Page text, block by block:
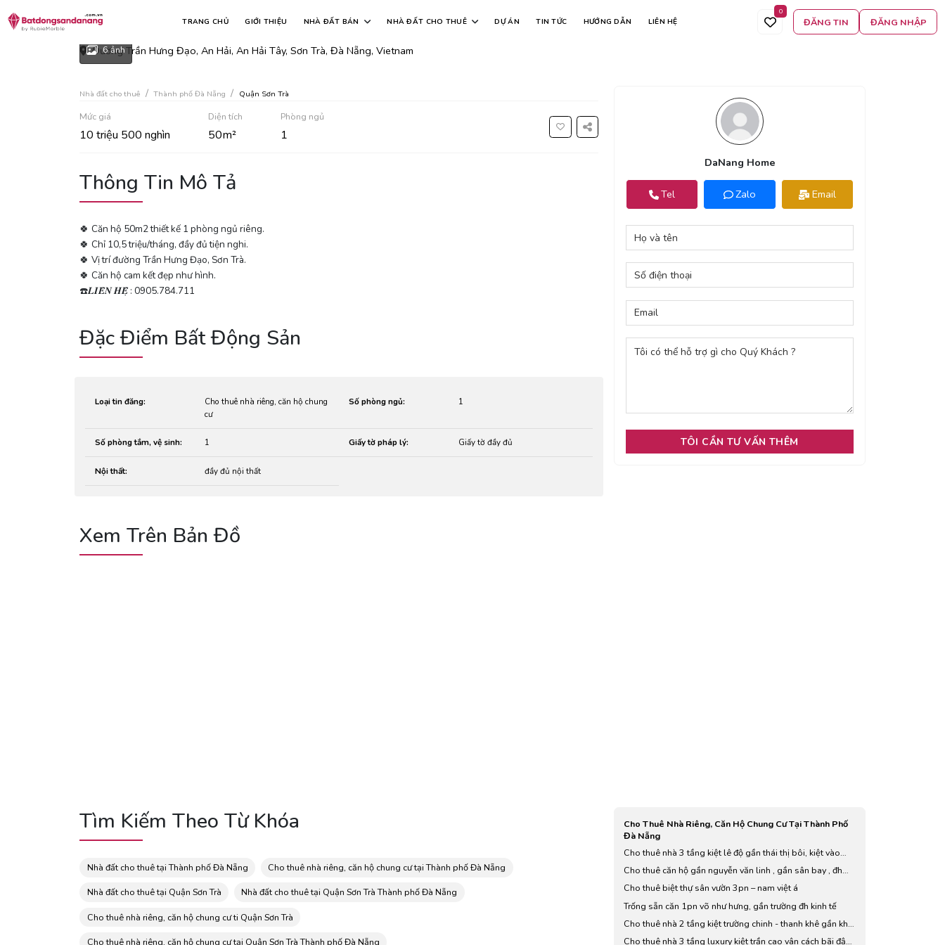
TRANG CHỦ GIỚI THIỆU NHÀ ĐẤT BÁN NHÀ ĐẤT CHO THUÊ DỰ ÁN TIN TỨC HƯỚNG DẪN LIÊN HỆ
0
ĐĂNG TIN ĐĂNG NHẬP
Căn hộ 1 phòng ngủ đường trần hưng đạo, sơn trà
Đường Trần Hưng Đạo, An Hải, An Hải Tây, Sơn Trà, Đà Nẵng, Vietnam
6 ảnh
Nhà đất cho thuê Thành phố Đà Nẵng Quận Sơn Trà
Mức giá
10 triệu 500 nghìn
Diện tích
50m²
Phòng ngủ
1
Thông Tin Mô Tả
🍀 Căn hộ 50m2 thiết kế 1 phòng ngủ riêng.
🍀 Chỉ 10,5 triệu/tháng, đầy đủ tiện nghi.
🍀 Vị trí đường Trần Hưng Đạo, Sơn Trà.
🍀 Căn hộ cam kết đẹp như hình.
☎️𝑳𝑰𝑬̂𝑵 𝑯𝑬̣̂ : 0905.784.711
Đặc Điểm Bất Động Sản
Loại tin đăng:
Cho thuê nhà riêng, căn hộ chung
cư
Số phòng ngủ: 1
Số phòng tắm, vệ sinh: 1 Giấy tờ pháp lý: Giấy tờ đầy đủ
Nội thất: đầy đủ nội thất
Xem Trên Bản Đồ
DaNang Home
Tel Zalo Email
Tìm Kiếm Theo Từ Khóa
Nhà đất cho thuê tại Thành phố Đà Nẵng Cho thuê nhà riêng, căn hộ chung cư tại Thành phố Đà Nẵng
Nhà đất cho thuê tại Quận Sơn Trà Nhà đất cho thuê tại Quận Sơn Trà Thành phố Đà Nẵng
Cho thuê nhà riêng, căn hộ chung cư ti Quận Sơn Trà
Cho thuê nhà riêng, căn hộ chung cư tại Quận Sơn Trà Thành phố Đà Nẵng
Cho Thuê Nhà Riêng, Căn Hộ Chung Cư Tại Thành Phố
Đà Nẵng
Cho thuê nhà 3 tầng kiệt lê độ gần thái thị bôi, kiệt vào
2m gần đường chính
Cho thuê căn hộ gần nguyễn văn linh , gần sân bay , đh
duy tân , bệnh viện hoàn mỹ ,….
Cho thuê biệt thự sân vườn 3pn – nam việt á
Trống sẵn căn 1pn võ như hưng, gần trường đh kinh tế
Cho thuê nhà 2 tầng kiệt trường chinh - thanh khê gần khu
a32, kiệt trước nhà 2m gần đường chính
Cho thuê nhà 3 tầng luxury kiệt trần cao vân cách bãi đậu